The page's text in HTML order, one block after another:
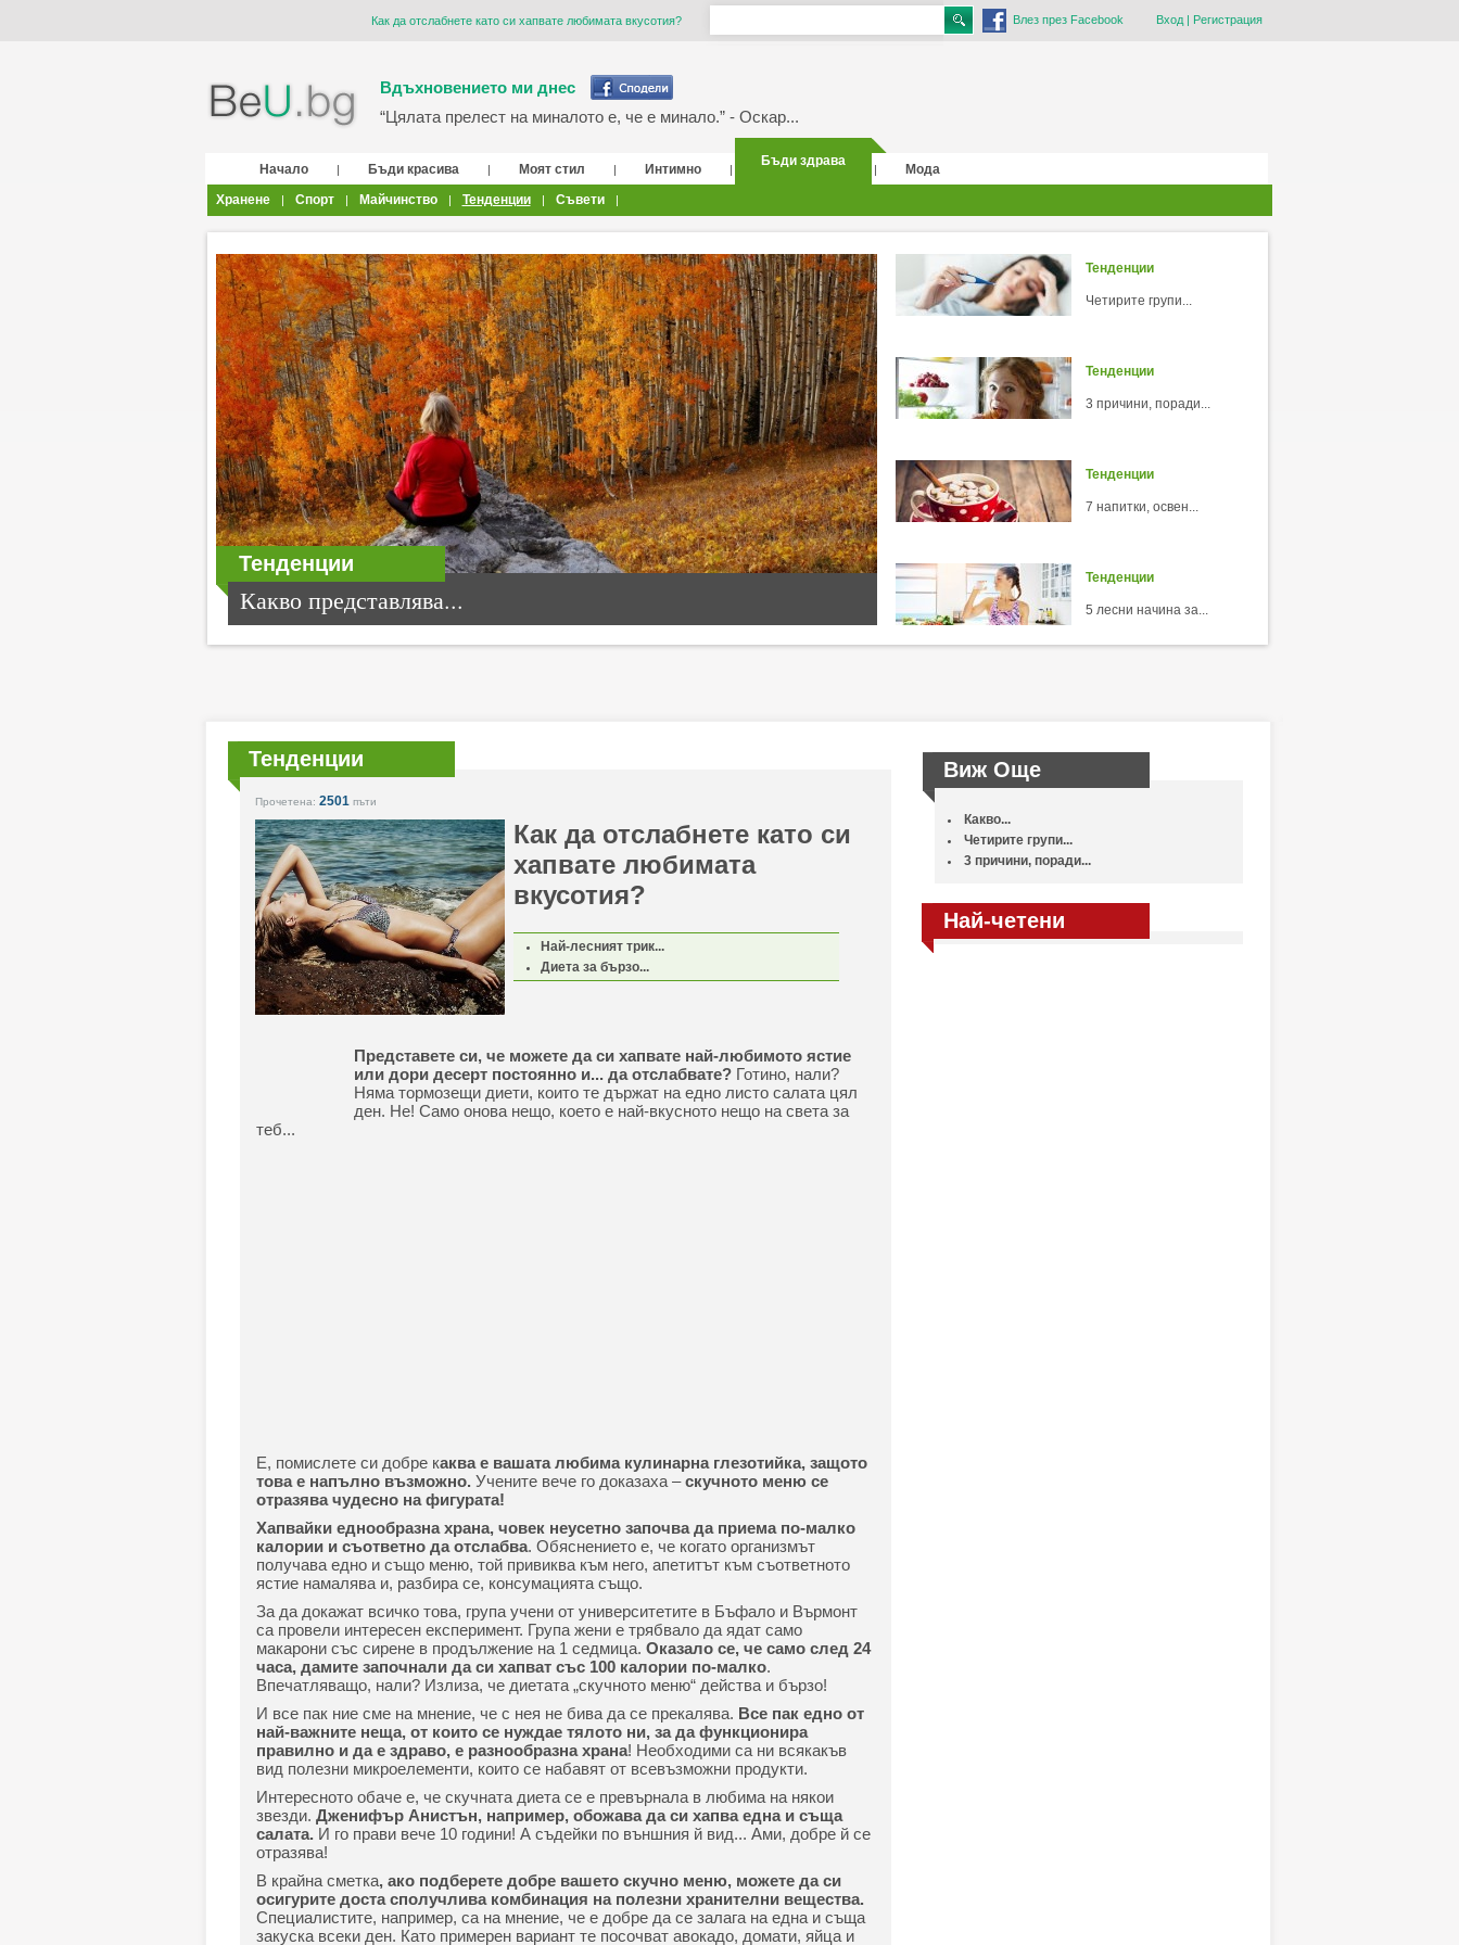
Как да отслабнете като си хапвате любимата вкусотия? Влез през Facebook Вход| Регистрация
Вдъхновението ми днес
“Цялата прелест на миналото е, че е минало.” - Оскар...
Начало | Бъди красива | Моят стил | Интимно |
Бъди здрава
|
Мода
Хранене
| Спорт | Майчинство | Тенденции | Съвети |
Тенденции
Какво представлява...
Тенденции
Четирите групи...
Тенденции
3 причини, поради...
Тенденции
7 напитки, освен...
Тенденции
5 лесни начина за...
Тенденции
Прочетена: 2501 пъти
Как да отслабнете като си
хапвате любимата
вкусотия?
Най-лесният трик...
Диета за бързо...
Представете си, че можете да си хапвате най-любимото ястие
или дори десерт постоянно и... да отслабвате?Готино, нали?
Няма тормозещи диети, които те държат на едно листо салата цял
ден. Не! Само онова нещо, което е най-вкусното нещо на света за
теб...
Е, помислете си добре каква е вашата любима кулинарна глезотийка, защото
това е напълно възможно.Учените вече го доказаха –скучното меню се
отразява чудесно на фигурата!
Хапвайки еднообразна храна, човек неусетно започва да приема по-малко
калории и съответно да отслабва. Обяснението е, че когато организмът
получава едно и също меню, той привиква към него, апетитът към съответното
ястие намалява и, разбира се, консумацията също.
За да докажат всичко това, група учени от университетите в Бъфало и Върмонт
са провели интересен експеримент. Група жени е трябвало да ядат само
макарони със сирене в продължение на 1 седмица. Оказало се, че само след 24
часа, дамите започнали да си хапват със 100 калории по-малко.
Впечатляващо, нали? Излиза, че диетата „скучното меню“ действа и бързо!
И все пак ние сме на мнение, че с нея не бива да се прекалява. Все пак едно от
най-важните неща, от които се нуждае тялото ни, за да функционира
правилно и да е здраво, е разнообразна храна! Необходими са ни всякакъв
вид полезни микроелементи, които се набавят от всевъзможни продукти.
Интересното обаче е, че скучната диета се е превърнала в любима на някои
звезди. Дженифър Анистън, например, обожава да си хапва една и съща
салата. И го прави вече 10 години! А съдейки по външния й вид... Ами, добре й се
отразява!
В крайна сметка, ако подберете добре вашето скучно меню, можете да си
осигурите доста сполучлива комбинация на полезни хранителни вещества.
Специалистите, например, са на мнение, че е добре да се залага на една и съща
закуска всеки ден. Като примерен вариант те посочват авокадо, домати, яйца и
Виж Още
Какво...
Четирите групи...
3 причини, поради...
Най-четени